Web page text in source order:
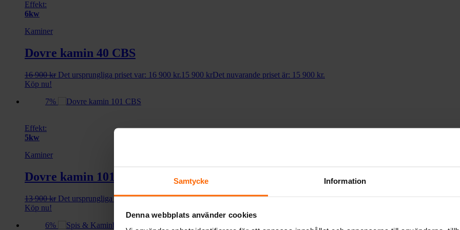
Samtycke Information
Denna webbplats använder cookies
Effekt:
6kw
Kaminer
Dovre kamin 40 CBS
16 900kr Det ursprungliga priset var: 16 900 kr.15 900 krDet nuvarande priset är: 15 900 kr.
Köp nu!
7%
Effekt:
5kw
Kaminer
Dovre kamin 101 CBS
13 900kr Det ursprungliga priset var: 13 900 kr.12 900krDet nuvarande priset är: 12 900 kr.
Köp nu!
6%